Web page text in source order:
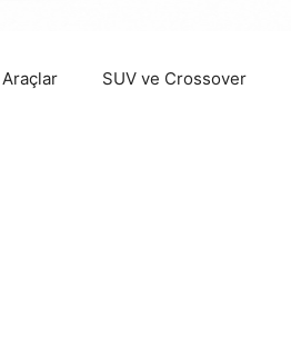
SUV ve Crossover